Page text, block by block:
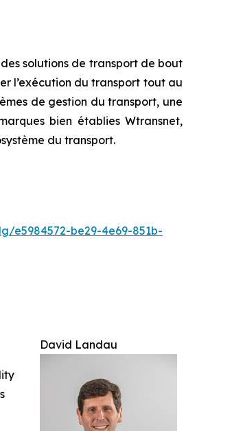
solutions de transport de bout
l’exécution du transport tout au
de gestion du transport, une
bien établies Wtransnet,
du transport.
e5984572-be29-4e69-851b-
David Landau